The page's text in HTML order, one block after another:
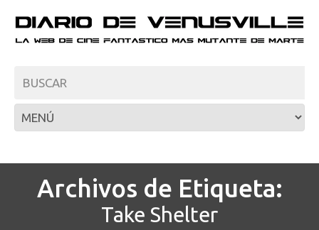
Archivos de Etiqueta:
Take Shelter